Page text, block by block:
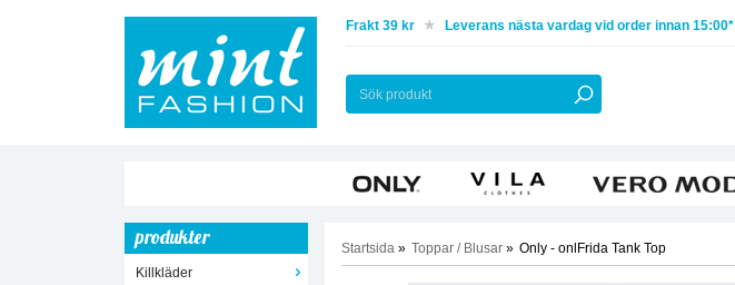
Frakt 39 kr Leverans nästa vardag vid order innan 15:00*
produkter
Killkläder
Startsida » Toppar / Blusar » Only - onlFrida Tank Top